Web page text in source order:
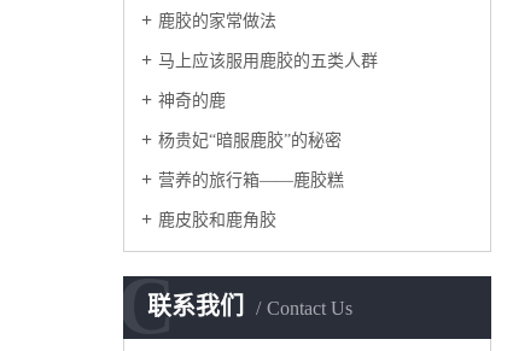
鹿胶的家常做法
马上应该服用鹿胶的五类人群
神奇的鹿
杨贵妃“暗服鹿胶”的秘密
营养的旅行箱——鹿胶糕
鹿皮胶和鹿角胶
联系我们 Contact Us
C